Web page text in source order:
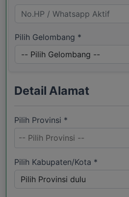
Pilih Gelombang *
Detail Alamat
Pilih Provinsi *
-- Pilih Provinsi --
Pilih Kabupaten/Kota *